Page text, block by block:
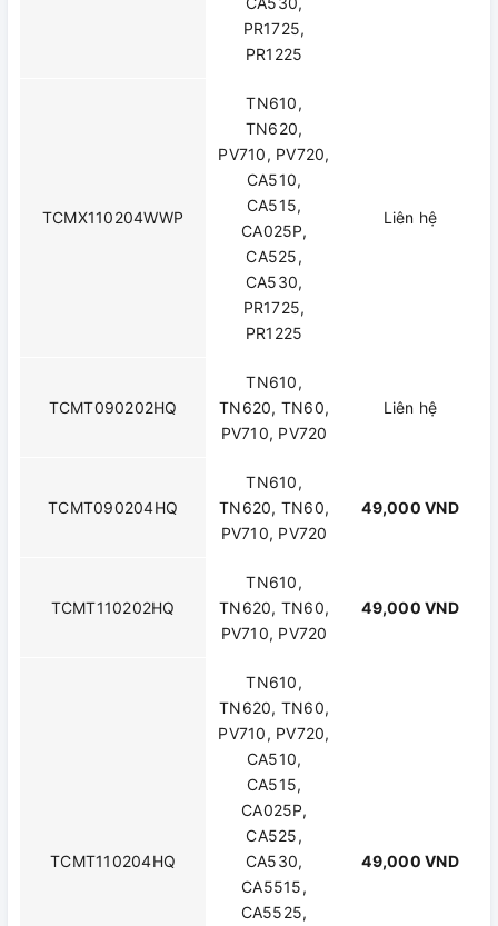
PR1725,
PR1225
TCMX110204WWP
TN610,
TN620,
PV710, PV720,
CA510,
CA515,
CA025P,
CA525,
CA530,
PR1725,
PR1225
Liên hệ
TCMT090202HQ
TN610,
TN620, TN60,
PV710, PV720
Liên hệ
TCMT090204HQ
TN610,
TN620, TN60,
PV710, PV720
49,000 VND
TCMT110202HQ
TN610,
TN620, TN60,
PV710, PV720
49,000 VND
TCMT110204HQ
TN610,
TN620, TN60,
PV710, PV720,
CA510,
CA515,
CA025P,
CA525,
CA530,
CA5515,
CA5525,
49,000 VND